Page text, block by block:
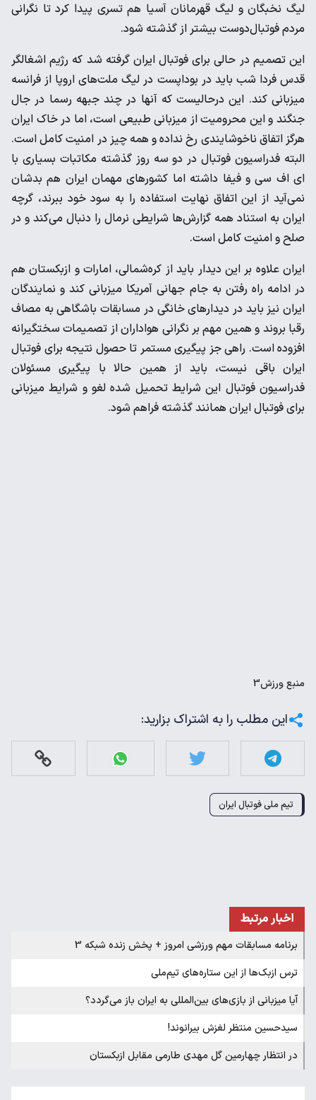
لیگ نخبگان و لیگ قهرمانان آسیا هم تسری پیدا کرد تا نگرانی
مردم فوتبال‌دوست بیشتر از گذشته شود.
این تصمیم در حالی برای فوتبال ایران گرفته شد که رژیم اشغالگر
قدس فردا شب باید در بوداپست در لیگ ملت‌های اروپا از فرانسه
میزبانی کند. این درحالیست که آنها در چند جبهه رسما در جال
جنگند و این محرومیت از میزبانی طبیعی است، اما در خاک ایران
هرگز اتفاق ناخوشایندی رخ نداده و همه چیز در امنیت کامل است.
البته فدراسیون فوتبال در دو سه روز گذشته مکاتبات بسیاری با
ای اف سی و فیفا داشته اما کشورهای مهمان ایران هم بدشان
نمی‌آید از این اتفاق نهایت استفاده را به سود خود ببرند، گرچه
ایران به استناد همه گزارش‌ها شرایطی نرمال را دنبال می‌کند و در
صلح و امنیت کامل است.
ایران علاوه بر این دیدار باید از کره‌شمالی، امارات و ازبکستان هم
در ادامه راه رفتن به جام جهانی آمریکا میزبانی کند و نمایندگان
ایران نیز باید در دیدارهای خانگی در مسابقات باشگاهی به مصاف
رقبا بروند و همین مهم بر نگرانی هواداران از تصمیمات سختگیرانه
افزوده است. راهی جز پیگیری مستمر تا حصول نتیجه برای فوتبال
ایران باقی نیست، باید از همین حالا با پیگیری مسئولان
فدراسیون فوتبال این شرایط تحمیل شده لغو و شرایط میزبانی
برای فوتبال ایران همانند گذشته فراهم شود.
منبعورزش3
این مطلب را به اشتراک بزارید:
تیم ملی فوتبال ایران
اخبار مرتبط
برنامه مسابقات مهم ورزشی امروز + پخش زنده شبکه 3
ترس ازبک‌ها از این ستاره‌های تیم‌ملی
آیا میزبانی از بازی‌های بین‌المللی به ایران باز می‌گردد؟
سیدحسین منتظر لغزش بیرانوند!
در انتظار چهارمین گل مهدی طارمی مقابل ازبکستان